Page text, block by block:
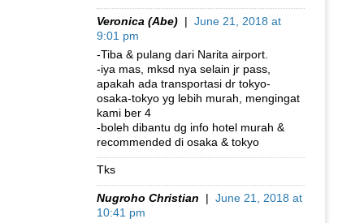
Veronica (Abe) | June 21, 2018 at
9:01 pm
-Tiba & pulang dari Narita airport.
-iya mas, mksd nya selain jr pass,
apakah ada transportasi dr tokyo-
osaka-tokyo yg lebih murah, mengingat
kami ber 4
-boleh dibantu dg info hotel murah &
recommended di osaka & tokyo
Tks
Nugroho Christian | June 21, 2018 at
10:41 pm